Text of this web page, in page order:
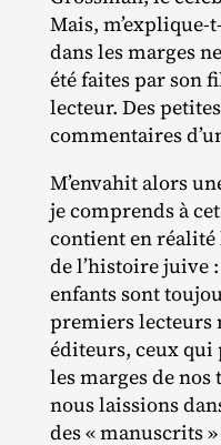
Mais,
dans les marges
été faites par son
lecteur. Des
commentaires
M’envahit alors
je comprends à
contient en
de l’histoire juive
enfants sont
premiers lecteurs
éditeurs, ceux qui
les marges de
nous laissions
des « manuscrits